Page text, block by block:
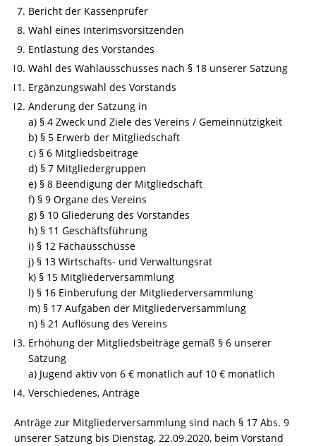
Bericht der Kassenprüfer
Wahl eines Interimsvorsitzenden
Entlastung des Vorstandes
Wahl des Wahlausschusses nach § 18 unserer Satzung
Ergänzungswahl des Vorstands
Änderung der Satzung in
a) § 4 Zweck und Ziele des Vereins / Gemeinnützigkeit
b) § 5 Erwerb der Mitgliedschaft
c) § 6 Mitgliedsbeiträge
d) § 7 Mitgliedergruppen
e) § 8 Beendigung der Mitgliedschaft
f) § 9 Organe des Vereins
g) § 10 Gliederung des Vorstandes
h) § 11 Geschäftsführung
i) § 12 Fachausschüsse
j) § 13 Wirtschafts- und Verwaltungsrat
k) § 15 Mitgliederversammlung
l) § 16 Einberufung der Mitgliederversammlung
m) § 17 Aufgaben der Mitgliederversammlung
n) § 21 Auflösung des Vereins
Erhöhung der Mitgliedsbeiträge gemäß § 6 unserer
Satzung
a) Jugend aktiv von 6 € monatlich auf 10 € monatlich
Verschiedenes, Anträge
Anträge zur Mitgliederversammlung sind nach § 17 Abs. 9
unserer Satzung bis Dienstag, 22.09.2020, beim Vorstand